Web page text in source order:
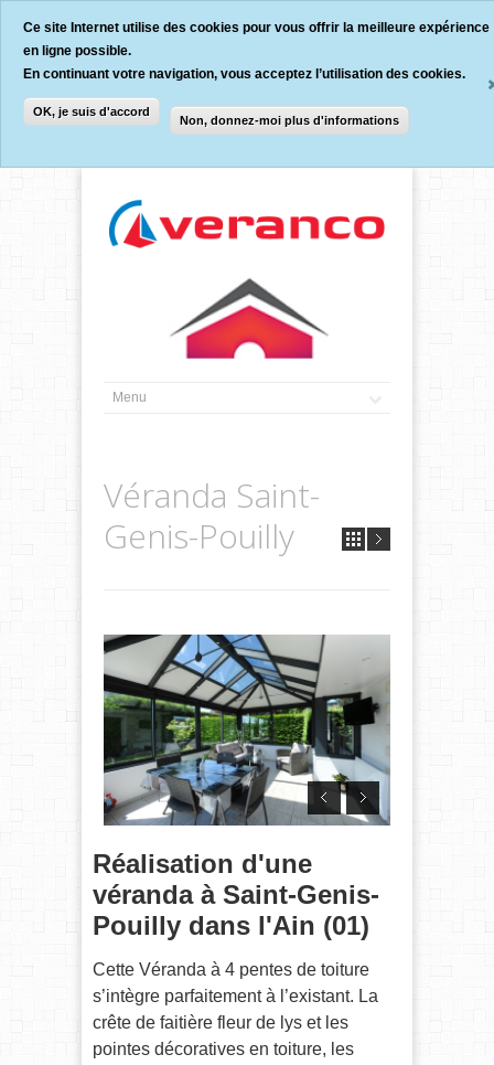
Ce site Internet utilise des cookies pour vous offrir la meilleure expérience
en ligne possible.
En continuant votre navigation, vous acceptez l’utilisation des cookies.
OK, je suis d'accord
Non, donnez-moi plus d'informations
Véranda Saint-
Genis-Pouilly
Réalisation d'une
véranda à Saint-Genis-
Pouilly dans l'Ain (01)
Cette Véranda à 4 pentes de toiture
s’intègre parfaitement à l’existant. La
crête de faitière fleur de lys et les
pointes décoratives en toiture, les